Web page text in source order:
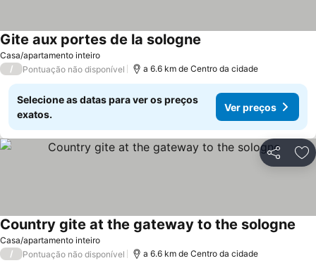
Casa/apartamento inteiro
Gite aux portes de la sologne
/ Pontuação não disponível a 6.6 km de Centro da cidade
Selecione as datas para ver os preços
exatos.
Ver preços
Partilhar
Casa/apartamento inteiro
Country gite at the gateway to the sologne
/ Pontuação não disponível a 6.6 km de Centro da cidade